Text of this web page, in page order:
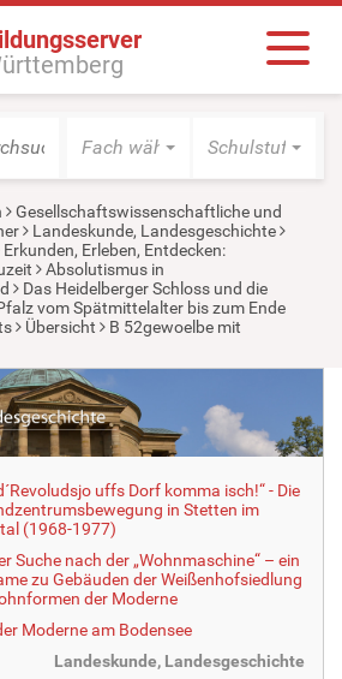
Fach wählen Schulstufe
Gesellschaftswissenschaftliche und
Landeskunde, Landesgeschichte
Erkunden, Erleben, Entdecken:
Absolutismus in
Das Heidelberger Schloss und die
vom Spätmittelalter bis zum Ende
Übersicht
B 52gewoelbe mit
uffs Dorf komma isch!“ - Die
in Stetten im
(1968-1977)
Suche nach der „Wohnmaschine“ – ein
zu Gebäuden der Weißenhofsiedlung
der Moderne
Moderne am Bodensee
Landeskunde, Landesgeschichte